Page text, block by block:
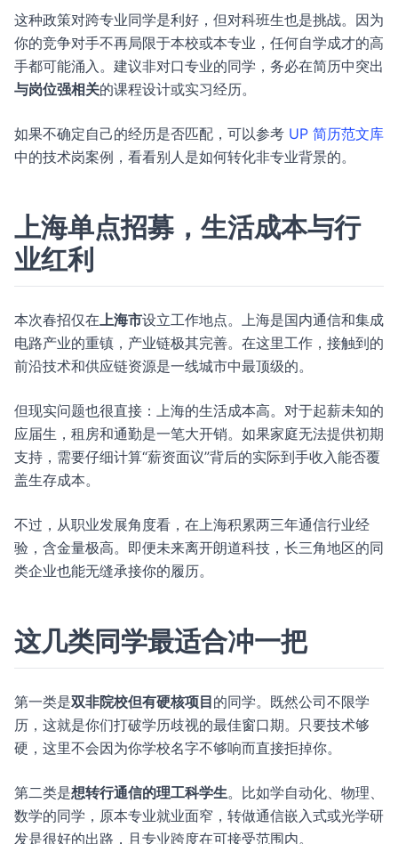
这种政策对跨专业同学是利好，但对科班生也是挑战。因为
你的竞争对手不再局限于本校或本专业，任何自学成才的高
手都可能涌入。建议非对口专业的同学，务必在简历中突出
与岗位强相关的课程设计或实习经历。
如果不确定自己的经历是否匹配，可以参考 UP 简历范文库
中的技术岗案例，看看别人是如何转化非专业背景的。
上海单点招募，生活成本与行
业红利
本次春招仅在上海市设立工作地点。上海是国内通信和集成
电路产业的重镇，产业链极其完善。在这里工作，接触到的
前沿技术和供应链资源是一线城市中最顶级的。
但现实问题也很直接：上海的生活成本高。对于起薪未知的
应届生，租房和通勤是一笔大开销。如果家庭无法提供初期
支持，需要仔细计算“薪资面议”背后的实际到手收入能否覆
盖生存成本。
不过，从职业发展角度看，在上海积累两三年通信行业经
验，含金量极高。即便未来离开朗道科技，长三角地区的同
类企业也能无缝承接你的履历。
这几类同学最适合冲一把
第一类是双非院校但有硬核项目的同学。既然公司不限学
历，这就是你们打破学历歧视的最佳窗口期。只要技术够
硬，这里不会因为你学校名字不够响而直接拒掉你。
第二类是想转行通信的理工科学生。比如学自动化、物理、
数学的同学，原本专业就业面窄，转做通信嵌入式或光学研
发是很好的出路，且专业跨度在可接受范围内。